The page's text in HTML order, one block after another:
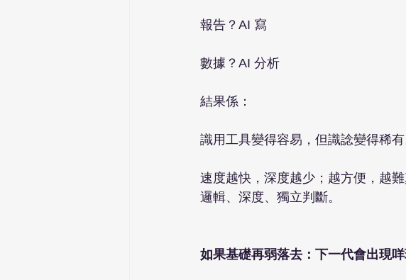
報告？AI 寫
數據？AI 分析
結果係：
識用工具變得容易，但識諗變得稀有
速度越快，深度越少；越方便，越
邏輯、深度、獨立判斷。
如果基礎再弱落去：下一代會出現咩